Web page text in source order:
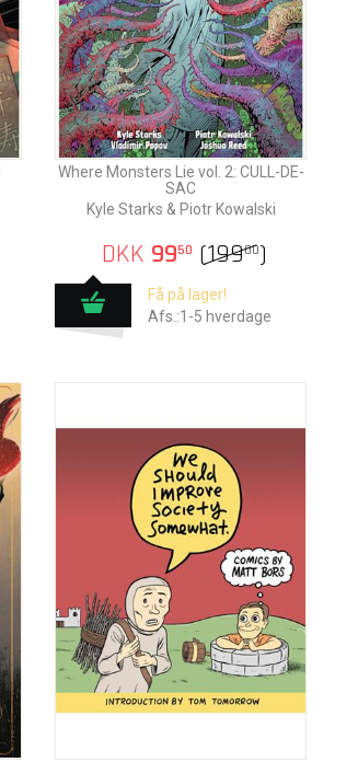
Where Monsters Lie vol. 2: CULL-DE-
SAC
Kyle Starks & Piotr Kowalski
DKK 9950 (19900)
Få på lager!
Afs.:1-5 hverdage